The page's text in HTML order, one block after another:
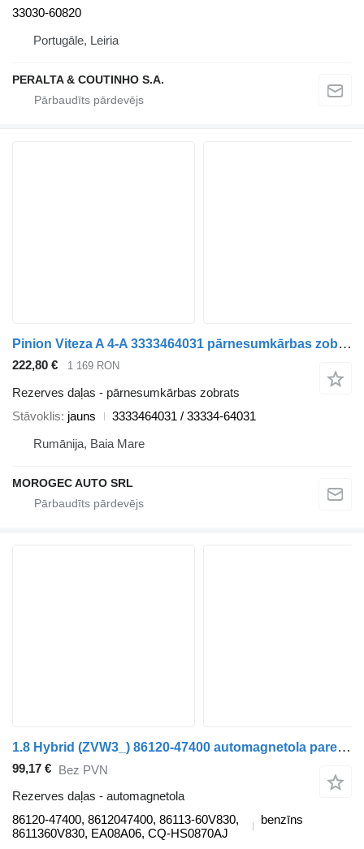
33030-60820
Portugāle, Leiria
PERALTA & COUTINHO S.A.
Pinion Viteza A 4-A 3333464031 pārnesumkārbas zobrats paredzēts Toyota automašīnas
222,80 € 1 169 RON
Rezerves daļas - pārnesumkārbas zobrats
Stāvoklis jauns
3333464031 / 33334-64031
Rumānija, Baia Mare
MOROGEC AUTO SRL
1.8 Hybrid (ZVW3_) 86120-47400 automagnetola paredzēts Toyota PRIUS (_W3_) automašīnas
99,17 € Bez PVN
Rezerves daļas - automagnetola
86120-47400, 8612047400, 86113-60V830,
8611360V830, EA08A06, CQ-HS0870AJ
benzīns